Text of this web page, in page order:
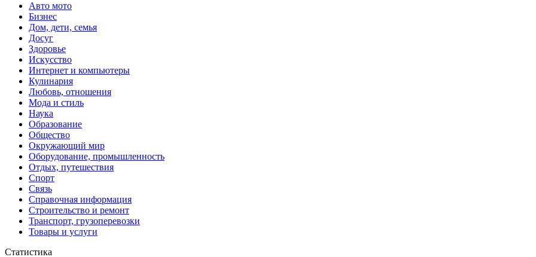
Авто мото
Бизнес
Дом, дети, семья
Досуг
Здоровье
Искусство
Интернет и компьютеры
Кулинария
Любовь, отношения
Мода и стиль
Наука
Образование
Общество
Окружающий мир
Оборудование, промышленность
Отдых, путешествия
Спорт
Связь
Справочная информация
Строительство и ремонт
Транспорт, грузоперевозки
Товары и услуги
Статистика